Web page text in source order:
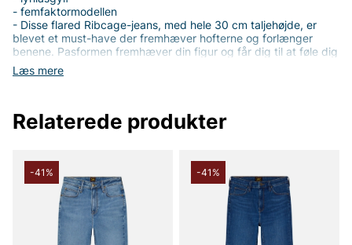
Læs mere
- femfaktormodellen
- Disse flared Ribcage-jeans, med hele 30 cm taljehøjde, er
blevet et must-have der fremhæver hofterne og forlænger
benene. Pasformen fremhæver din figur og får dig til at føle dig
lige så fantastisk, som du ser ud.
- Damesjeans
Vingåker.
www.vfo.se
Relaterede produkter
-41% -41%